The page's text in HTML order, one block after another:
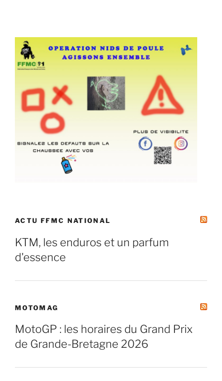
ACTU FFMC NATIONAL
KTM, les enduros et un parfum
d'essence
MOTOMAG
MotoGP : les horaires du Grand Prix
de Grande-Bretagne 2026